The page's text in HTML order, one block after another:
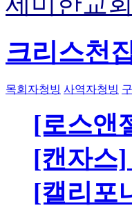
크리스천
목회자청빙 사역자청빙
[로스앤
[캔자스]
[캘리포